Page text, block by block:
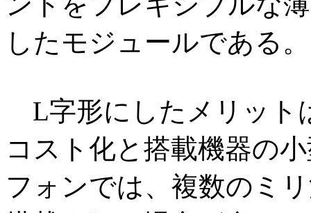
したモジュールである。
L字形にしたメリット
コスト化と搭載機器の
フォンでは、複数のミ